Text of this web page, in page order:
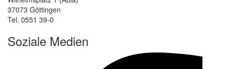
37073 Göttingen
Tel. 0551 39-0
Soziale Medien